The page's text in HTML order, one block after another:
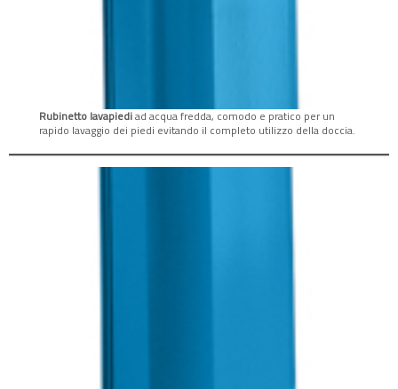
Rubinetto lavapiediad acqua fredda, comodo e pratico per un
rapido lavaggio dei piedi evitando il completo utilizzo della doccia.